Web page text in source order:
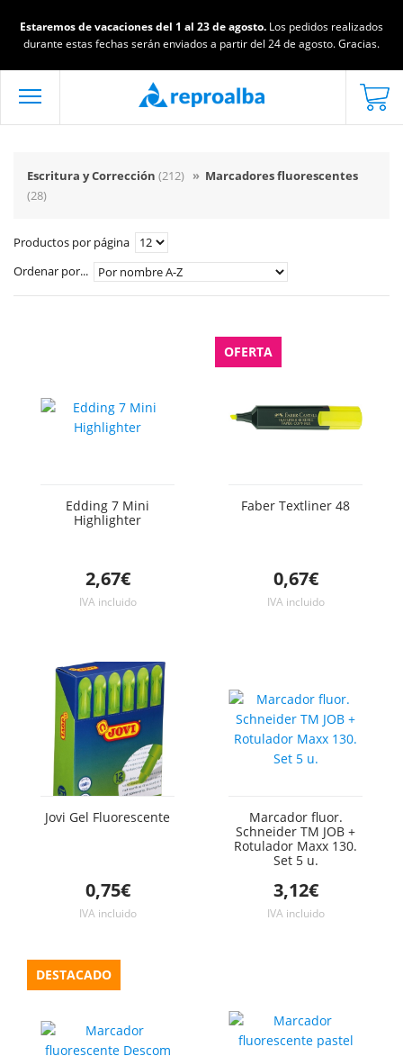
Estaremos de vacaciones del 1 al 23 de agosto. Los pedidos realizados
durante estas fechas serán enviados a partir del 24 de agosto. Gracias.
Escritura y Corrección (212) » Marcadores fluorescentes
(28)
Productos por página
Ordenar por...
Edding 7 Mini
Highlighter
2,67€
IVA incluido
OFERTA
Faber Textliner 48
0,67€
IVA incluido
Jovi Gel Fluorescente
0,75€
IVA incluido
Marcador fluor.
Schneider TM JOB +
Rotulador Maxx 130.
Set 5 u.
3,12€
IVA incluido
DESTACADO